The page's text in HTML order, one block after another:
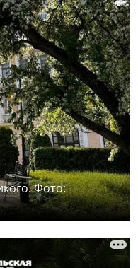
Фото: